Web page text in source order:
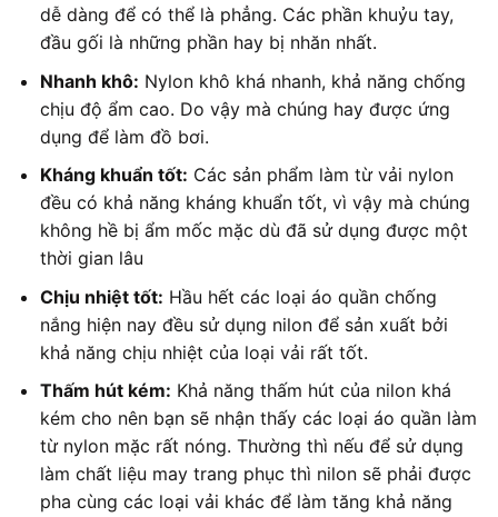
dễ dàng để có thể là phẳng. Các phần khuỷu tay,
đầu gối là những phần hay bị nhăn nhất.
Nhanh khô: Nylon khô khá nhanh, khả năng chống
chịu độ ẩm cao. Do vậy mà chúng hay được ứng
dụng để làm đồ bơi.
Kháng khuẩn tốt: Các sản phẩm làm từ vải nylon
đều có khả năng kháng khuẩn tốt, vì vậy mà chúng
không hề bị ẩm mốc mặc dù đã sử dụng được một
thời gian lâu
Chịu nhiệt tốt: Hầu hết các loại áo quần chống
nắng hiện nay đều sử dụng nilon để sản xuất bởi
khả năng chịu nhiệt của loại vải rất tốt.
Thấm hút kém: Khả năng thấm hút của nilon khá
kém cho nên bạn sẽ nhận thấy các loại áo quần làm
từ nylon mặc rất nóng. Thường thì nếu để sử dụng
làm chất liệu may trang phục thì nilon sẽ phải được
pha cùng các loại vải khác để làm tăng khả năng